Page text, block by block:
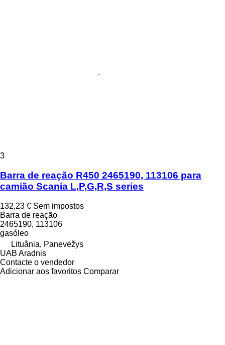
3
Barra de reação R450 2465190, 113106 para
camião Scania L,P,G,R,S series
132,23 € Sem impostos
Barra de reação
2465190, 113106
gasóleo
Lituânia, Panevėžys
UAB Aradnis
Contacte o vendedor
Adicionar aos favoritos Comparar